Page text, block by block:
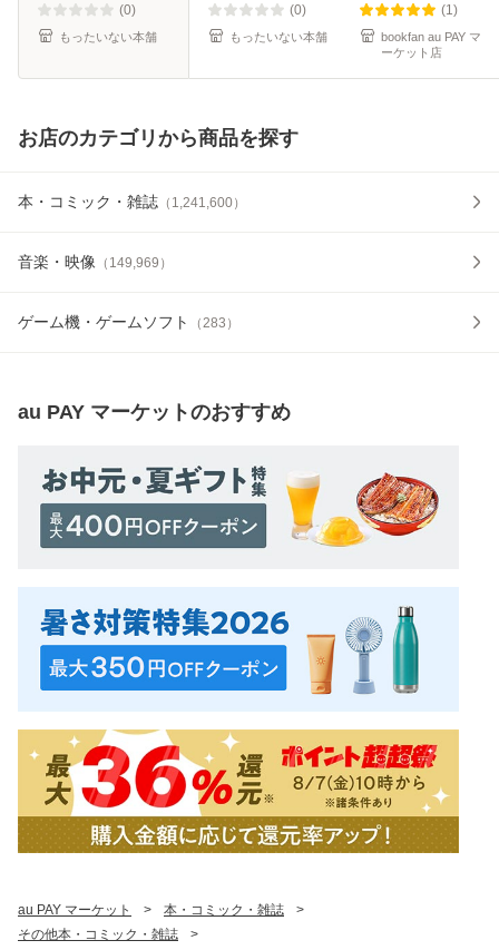
(0)
もったいない本舗
(0)
もったいない本舗
(1)
bookfan au PAY マ
ーケット店
お店のカテゴリから商品を探す
本・コミック・雑誌 （ 1,241,600）
音楽・映像 （ 149,969 ）
ゲーム機・ゲームソフト （283 ）
au PAY マーケットのおすすめ
au PAY マーケット > 本・コミック・雑誌
>
その他本・コミック・雑誌
>